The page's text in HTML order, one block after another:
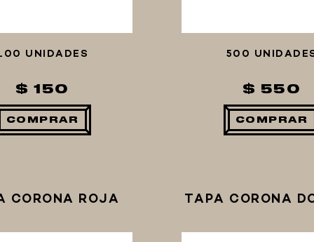
UNIDADES
$ 150
COMPRAR
500
$ 550
COMPRAR
CORONA ROJA TAPA CORONA